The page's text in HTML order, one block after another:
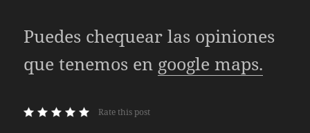
Puedes chequear las opiniones
que tenemos en google maps.
Rate this post